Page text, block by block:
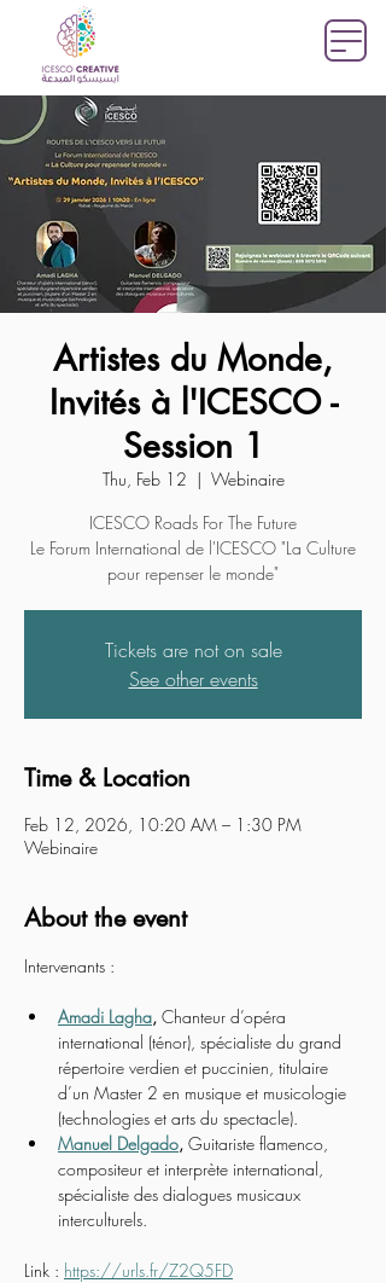
Artistes du Monde,
Invités à l'ICESCO -
Session 1
Thu, Feb 12
  |
Webinaire
ICESCO Roads For The Future
Le Forum International de l'ICESCO "La Culture
pour repenser le monde"
Tickets are not on sale
See other events
Time & Location
Feb 12, 2026, 10:20 AM – 1:30 PM
Webinaire
About the event
Intervenants :
Amadi Lagha, Chanteur d’opéra
international (ténor), spécialiste du grand
répertoire verdien et puccinien, titulaire
d’un Master 2 en musique et musicologie
(technologies et arts du spectacle).
Manuel Delgado, Guitariste flamenco,
compositeur et interprète international,
spécialiste des dialogues musicaux
interculturels.
Link : https://urls.fr/Z2Q5FD